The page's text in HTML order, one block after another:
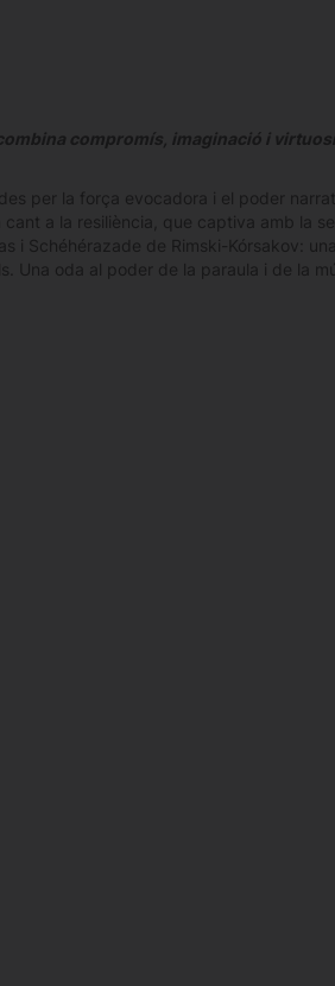
compromís, imaginació i
per la força evocadora i el poder
a la resiliència, que captiva amb la
i Schéhérazade de Rimski-Kórsakov:
Una oda al poder de la paraula i de la